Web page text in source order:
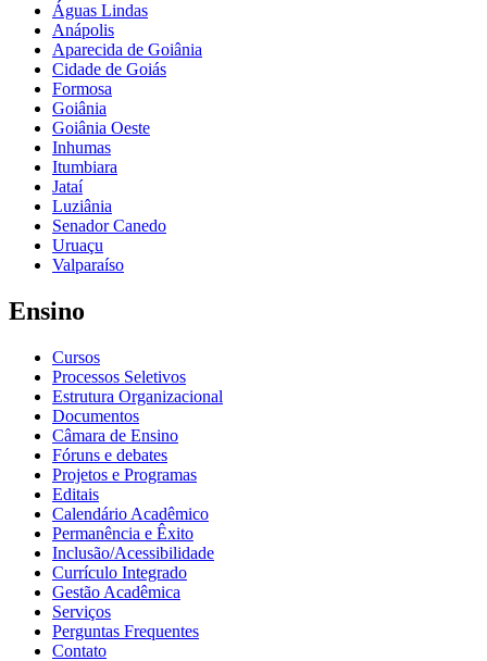
Águas Lindas
Anápolis
Aparecida de Goiânia
Cidade de Goiás
Formosa
Goiânia
Goiânia Oeste
Inhumas
Itumbiara
Jataí
Luziânia
Senador Canedo
Uruaçu
Valparaíso
Ensino
Cursos
Processos Seletivos
Estrutura Organizacional
Documentos
Câmara de Ensino
Fóruns e debates
Projetos e Programas
Editais
Calendário Acadêmico
Permanência e Êxito
Inclusão/Acessibilidade
Currículo Integrado
Gestão Acadêmica
Serviços
Perguntas Frequentes
Contato